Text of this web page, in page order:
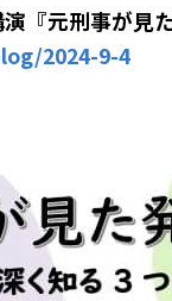
『元刑事が見
2024-9-4